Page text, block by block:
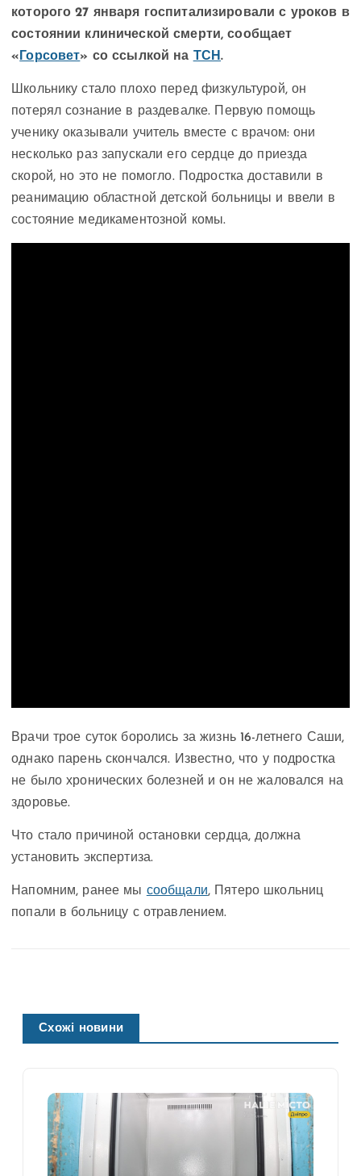
которого 27 января госпитализировали с уроков в
состоянии клинической смерти, сообщает
« Горсовет» со ссылкой на ТСН.
Школьнику стало плохо перед физкультурой, он
потерял сознание в раздевалке. Первую помощь
ученику оказывали учитель вместе с врачом: они
несколько раз запускали его сердце до приезда
скорой, но это не помогло. Подростка доставили в
реанимацию областной детской больницы и ввели в
состояние медикаментозной комы.
Врачи трое суток боролись за жизнь 16-летнего Саши,
однако парень скончался. Известно, что у подростка
не было хронических болезней и он не жаловался на
здоровье.
Что стало причиной остановки сердца, должна
установить экспертиза.
Напомним, ранее мы сообщали, Пятеро школьниц
попали в больницу с отравлением.
Схожі новини